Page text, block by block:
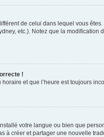
de celui dans lequel vous
etc.). Notez que la
!
et que l’heure est toujours
votre langue ou bien que
à créer et partager une nouvelle